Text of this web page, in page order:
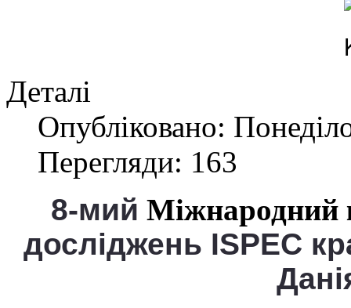
Деталі
Опубліковано:
Перегляди: 163
8-мий Міжнародний
досліджень ISPEC